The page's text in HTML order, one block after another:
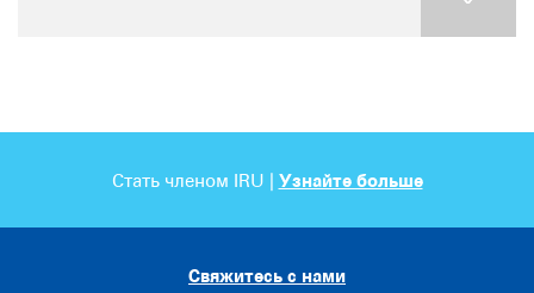
Стать членом IRU | Узнайте больше
Свяжитесь с нами